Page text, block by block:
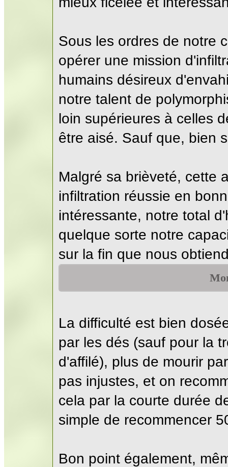
Sous les ordres de notre
opérer une mission
humains désireux
notre talent de
loin supérieures à celles
être aisé. Sauf que, bien
Malgré sa brièveté, cette
infiltration réussie en
intéressante, notre total
quelque sorte notre
sur la fin que nous
La difficulté est bien
par les dés (sauf pour la
d'affilé), plus de mourir
pas injustes, et on
cela par la courte durée
simple de recommencer
Bon point également,